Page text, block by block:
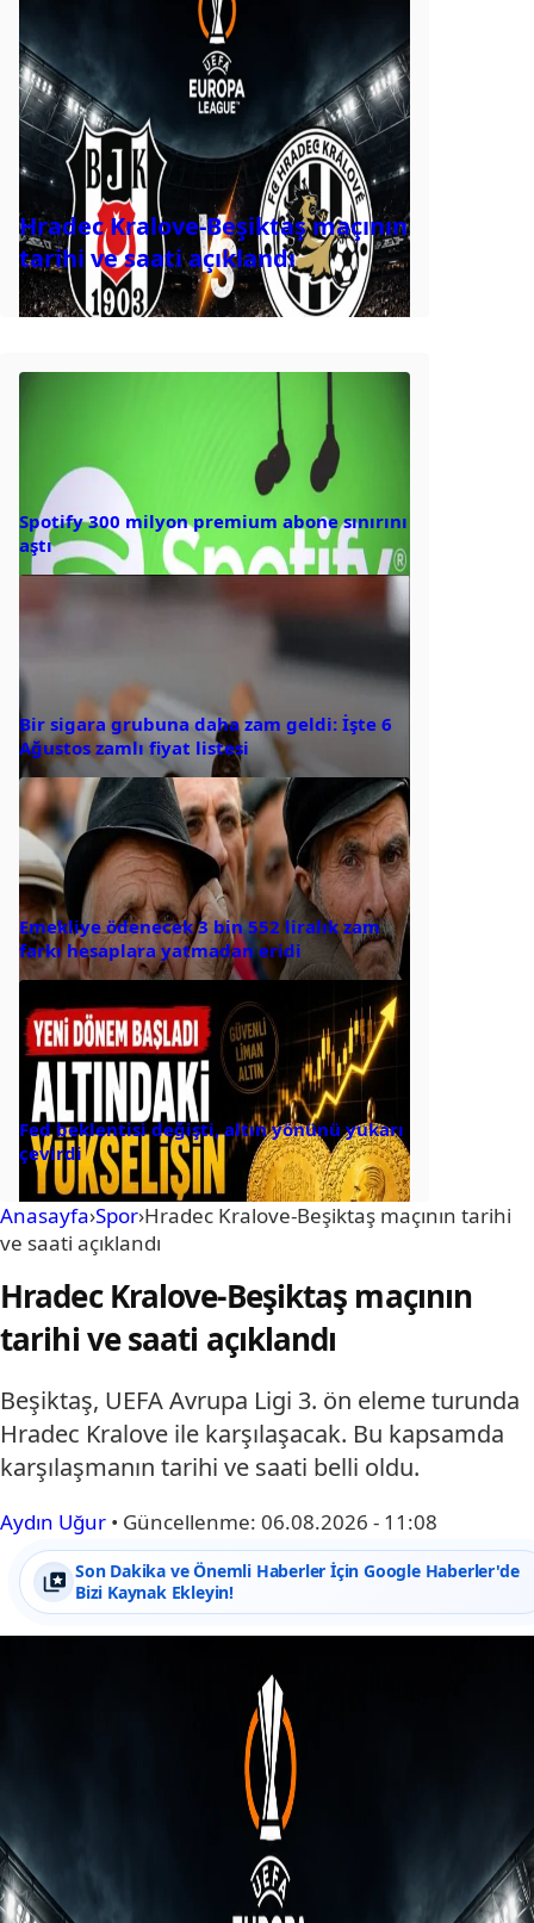
Hradec Kralove-Beşiktaş maçının
tarihi ve saati açıklandı
Spotify 300 milyon premium abone sınırını
aştı
Bir sigara grubuna daha zam geldi: İşte 6
Ağustos zamlı fiyat listesi
Emekliye ödenecek 3 bin 552 liralık zam
farkı hesaplara yatmadan eridi
Fed beklentisi değişti, altın yönünü yukarı
çevirdi
Anasayfa›Spor›Hradec Kralove-Beşiktaş maçının tarihi
ve saati açıklandı
Hradec Kralove-Beşiktaş maçının
tarihi ve saati açıklandı
Beşiktaş, UEFA Avrupa Ligi 3. ön eleme turunda
Hradec Kralove ile karşılaşacak. Bu kapsamda
karşılaşmanın tarihi ve saati belli oldu.
Aydın Uğur • Güncellenme: 06.08.2026 - 11:08
Son Dakika ve Önemli Haberler İçin Google Haberler'de
Bizi Kaynak Ekleyin!